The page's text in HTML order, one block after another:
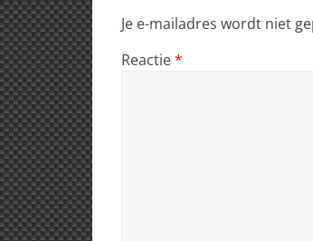
Je e-mailadres wordt niet
Reactie*